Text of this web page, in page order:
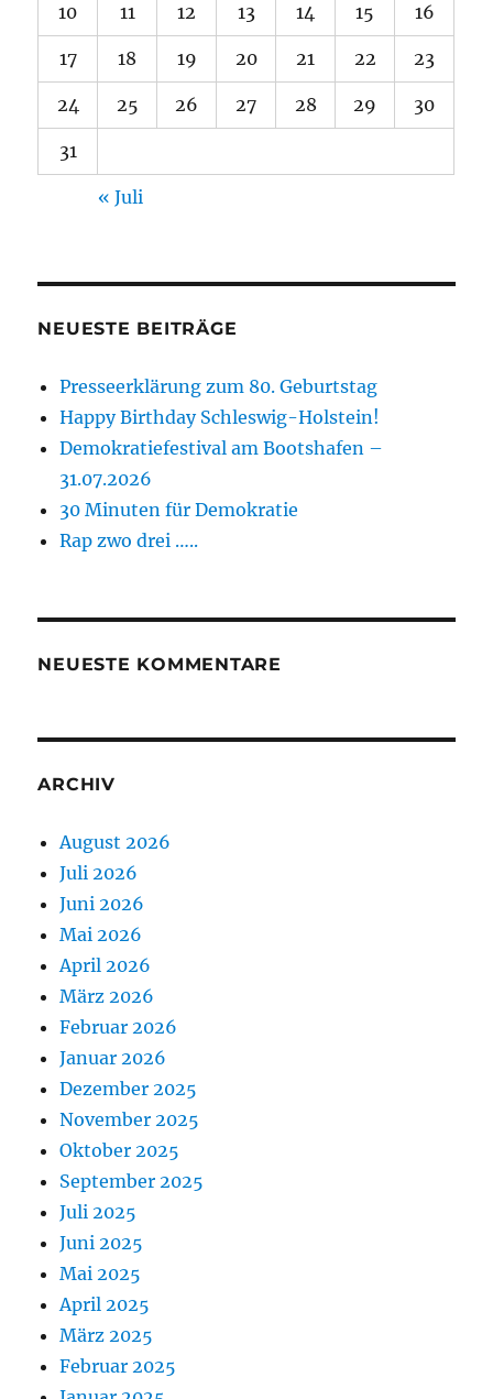
10 11 12 13 14 15 16
17 18 19 20 21 22 23
24 25 26 27 28 29 30
31
« Juli
NEUESTE BEITRÄGE
Presseerklärung zum 80. Geburtstag
Happy Birthday Schleswig-Holstein!
Demokratiefestival am Bootshafen –
31.07.2026
30 Minuten für Demokratie
Rap zwo drei …..
NEUESTE KOMMENTARE
ARCHIV
August 2026
Juli 2026
Juni 2026
Mai 2026
April 2026
März 2026
Februar 2026
Januar 2026
Dezember 2025
November 2025
Oktober 2025
September 2025
Juli 2025
Juni 2025
Mai 2025
April 2025
März 2025
Februar 2025